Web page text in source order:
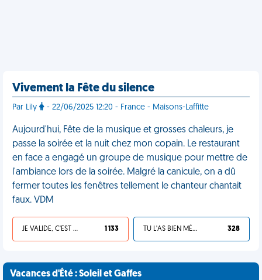
Vivement la Fête du silence
Par Lily - 22/06/2025 12:20 - France - Maisons-Laffitte
Aujourd'hui, Fête de la musique et grosses chaleurs, je
passe la soirée et la nuit chez mon copain. Le restaurant
en face a engagé un groupe de musique pour mettre de
l'ambiance lors de la soirée. Malgré la canicule, on a dû
fermer toutes les fenêtres tellement le chanteur chantait
faux. VDM
JE VALIDE, C'EST UNE VDM 1 133 TU L'AS BIEN MÉRITÉ 328
Vacances d'Été : Soleil et Gaffes